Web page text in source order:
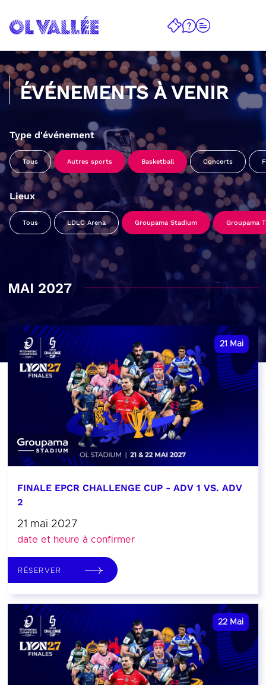
ÉVÉNEMENTS À VENIR
Type d'événement
Tous Autres sports Basketball Concerts
Lieux
Tous LDLC Arena Groupama Stadium Groupama
MAI 2027
21 Mai
FINALE EPCR CHALLENGE CUP - ADV 1 VS. ADV
2
21 mai 2027
date et heure à confirmer
RÉSERVER
22 Mai